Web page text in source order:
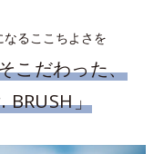
るここちよさを
こだわった、
BRUSH」